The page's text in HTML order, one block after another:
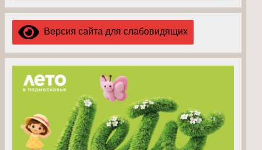
Версия сайта для слабовидящих